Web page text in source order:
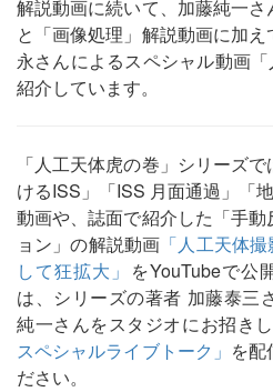
解説動画に続いて、加藤純一さ
と「画像処理」解説動画に加
永さんによるスペシャル動画「
紹介しています。
「人工天体虎の巻」シリーズ
けるISS」「ISS 月面通過」「
動画や、誌面で紹介した「手
ョン」の解説動画 「人工天体
して狂拡大」 をYouTubeで公
は、シリーズの著者 加藤泰三
純一さんをスタジオにお招き
スペシャルライブトーク」 を配
ださい。